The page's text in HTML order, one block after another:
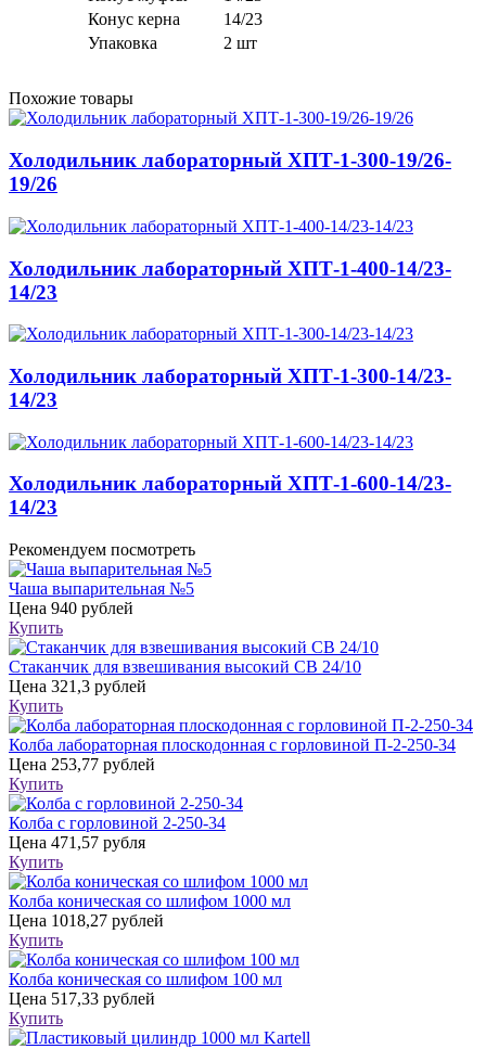
Конус керна
14/23
Упаковка
2 шт
Похожие товары
Холодильник лабораторный ХПТ-1-300-19/26-
19/26
Холодильник лабораторный ХПТ-1-400-14/23-
14/23
Холодильник лабораторный ХПТ-1-300-14/23-
14/23
Холодильник лабораторный ХПТ-1-600-14/23-
14/23
Рекомендуем посмотреть
Чаша выпарительная №5
Цена 940 рублей
Купить
Стаканчик для взвешивания высокий СВ 24/10
Цена 321,3 рублей
Купить
Колба лабораторная плоскодонная с горловиной П-2-250-34
Цена 253,77 рублей
Купить
Колба с горловиной 2-250-34
Цена 471,57 рубля
Купить
Колба коническая со шлифом 1000 мл
Цена 1018,27 рублей
Купить
Колба коническая со шлифом 100 мл
Цена 517,33 рублей
Купить